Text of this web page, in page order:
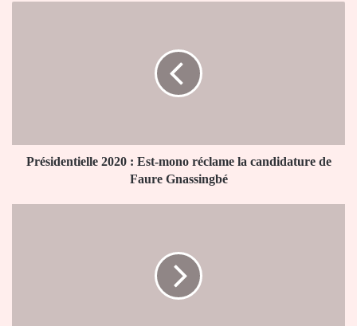
de
FaurePrésidentielle 2020 : Est-mono réclame la candidature de
Faure Gnassingbé